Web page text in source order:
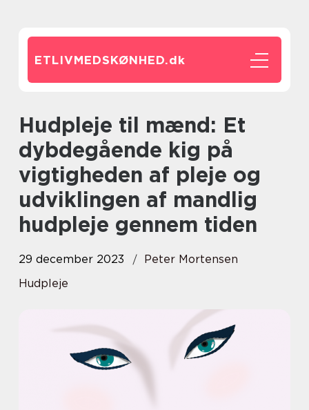
ETLIVMEDSKØNHED.dk
Hudpleje til mænd: Et
dybdegående kig på
vigtigheden af pleje og
udviklingen af mandlig
hudpleje gennem tiden
29 december 2023
Peter Mortensen
Hudpleje